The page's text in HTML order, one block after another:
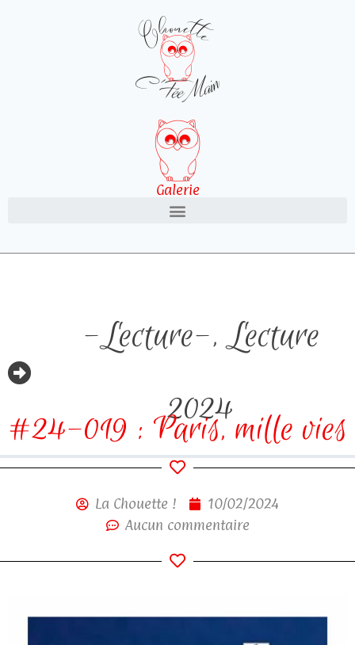
Galerie
-Lecture-,Lecture
2024
#24-019 : Paris, mille vies
La Chouette !
10/02/2024
Aucun commentaire